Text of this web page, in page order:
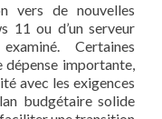
vers de nouvelles
11 ou d’un serveur
Certaines
dépense importante,
avec les exigences
budgétaire solide